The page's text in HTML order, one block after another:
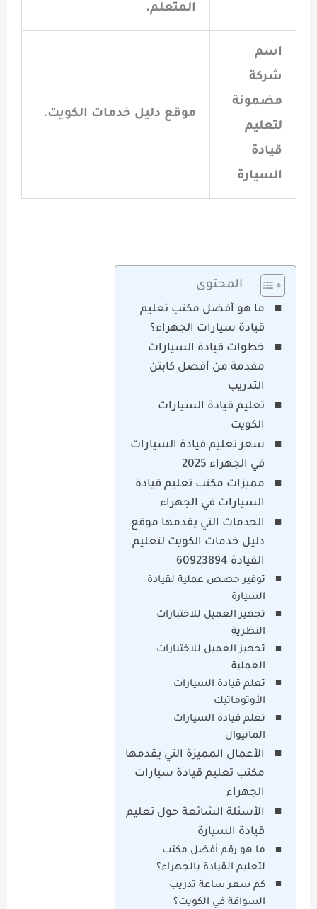
المتعلم.
اسم
شركة
مضمونة
لتعليم
قيادة
السيارة
موقع دليل خدمات الكويت.
المحتوى
ما هو أفضل مكتب تعليم
قيادة سيارات الجهراء؟
خطوات قيادة السيارات
مقدمة من أفضل كابتن
التدريب
تعليم قيادة السيارات
الكويت
سعر تعليم قيادة السيارات
في الجهراء 2025
مميزات مكتب تعليم قيادة
السيارات في الجهراء
الخدمات التي يقدمها موقع
دليل خدمات الكويت لتعليم
القيادة 60923894
توفير حصص عملية لقيادة
السيارة
تجهيز العميل للاختبارات
النظرية
تجهيز العميل للاختبارات
العملية
تعلم قيادة السيارات
الأوتوماتيك
تعلم قيادة السيارات
المانيوال
الأعمال المميزة التي يقدمها
مكتب تعليم قيادة سيارات
الجهراء
الأسئلة الشائعة حول تعليم
قيادة السيارة
ما هو رقم أفضل مكتب
لتعليم القيادة بالجهراء؟
كم سعر ساعة تدريب
السواقة في الكويت؟